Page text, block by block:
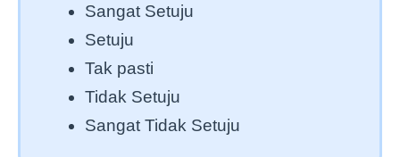
Sangat Setuju
Setuju
Tak pasti
Tidak Setuju
Sangat Tidak Setuju